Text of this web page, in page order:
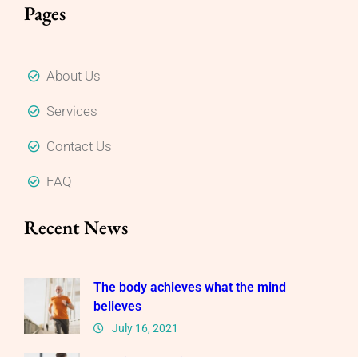
Pages
About Us
Services
Contact Us
FAQ
Recent News
The body achieves what the mind
believes
July 16, 2021